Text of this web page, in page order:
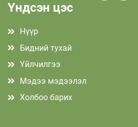
Үндсэн цэс
Нүүр
Бидний тухай
Үйлчилгээ
Мэдээ мэдээлэл
Холбоо барих